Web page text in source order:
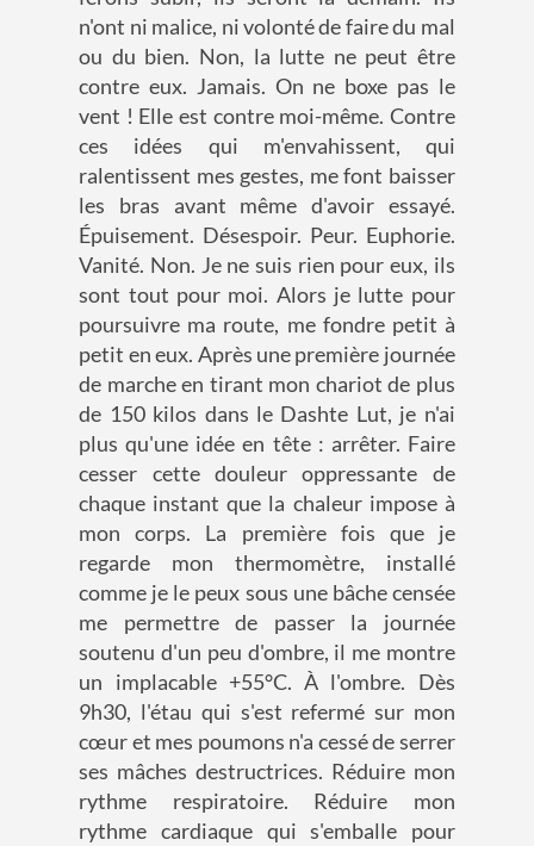
n'ont ni malice, ni volonté de faire du mal
ou du bien. Non, la lutte ne peut être
contre eux. Jamais. On ne boxe pas le
vent ! Elle est contre moi-même. Contre
ces idées qui m'envahissent, qui
ralentissent mes gestes, me font baisser
les bras avant même d'avoir essayé.
Épuisement. Désespoir. Peur. Euphorie.
Vanité. Non. Je ne suis rien pour eux, ils
sont tout pour moi. Alors je lutte pour
poursuivre ma route, me fondre petit à
petit en eux. Après une première journée
de marche en tirant mon chariot de plus
de 150 kilos dans le Dashte Lut, je n'ai
plus qu'une idée en tête : arrêter. Faire
cesser cette douleur oppressante de
chaque instant que la chaleur impose à
mon corps. La première fois que je
regarde mon thermomètre, installé
comme je le peux sous une bâche censée
me permettre de passer la journée
soutenu d'un peu d'ombre, il me montre
un implacable +55°C. À l'ombre. Dès
9h30, l'étau qui s'est refermé sur mon
cœur et mes poumons n'a cessé de serrer
ses mâches destructrices. Réduire mon
rythme respiratoire. Réduire mon
rythme cardiaque qui s'emballe pour